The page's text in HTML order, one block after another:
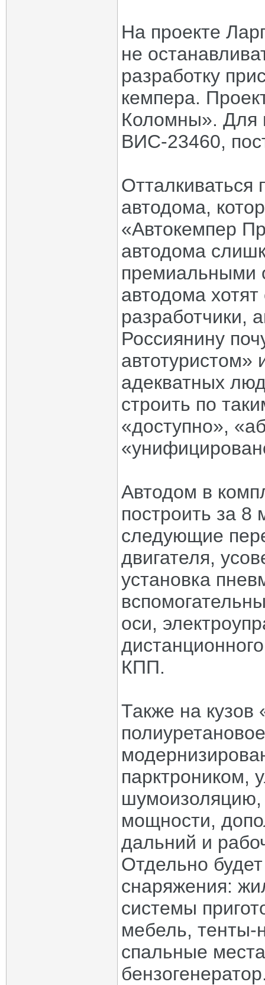
На проекте
не
разработку
кемпера.
Коломны». Для
ВИС-23460,
Отталкиваться
автодома,
«Автокемпер
автодома
премиальными
автодома
разработчики,
Россиянину
автотуристом»
адекватных
строить по
«доступно»,
Автодом в
построить за
следующие
двигателя,
установка
оси,
КПП.
Также на
парктроником,
шумоизоляцию,
мощности,
дальний и
Отдельно
снаряжения:
системы
мебель,
спальные